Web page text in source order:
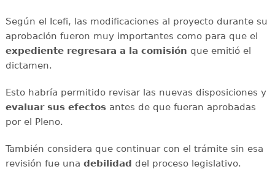
Según el Icefi, las modificaciones al proyecto durante su
aprobación fueron muy importantes como para que el
expediente regresara a la comisión que emitió el
dictamen.
Esto habría permitido revisar las nuevas disposiciones y
evaluar sus efectosantes de que fueran aprobadas
por el Pleno.
También considera que continuar con el trámite sin esa
revisión fue una debilidad del proceso legislativo.